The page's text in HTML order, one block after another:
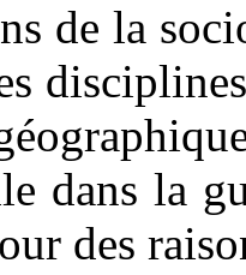
de la
dans la
des